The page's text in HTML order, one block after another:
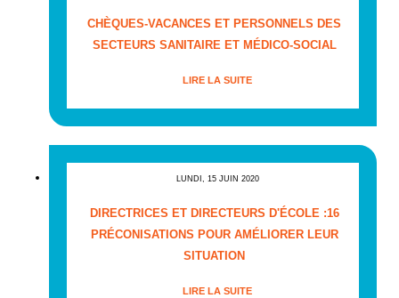
CHÈQUES-VACANCES ET PERSONNELS DES
SECTEURS SANITAIRE ET MÉDICO-SOCIAL
LIRE LA SUITE
LUNDI, 15 JUIN 2020
DIRECTRICES ET DIRECTEURS D'ÉCOLE :16
PRÉCONISATIONS POUR AMÉLIORER LEUR
SITUATION
LIRE LA SUITE